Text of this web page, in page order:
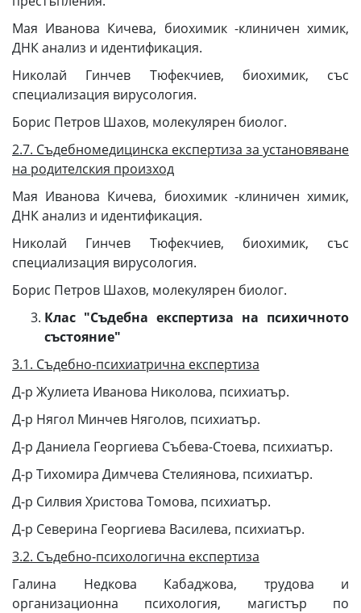
Мая Иванова Кичева, биохимик -клиничен химик,
ДНК анализ и идентификация.
Николай Гинчев Тюфекчиев, биохимик, със
специализация вирусология.
Борис Петров Шахов, молекулярен биолог.
2.7. Съдебномедицинска експертиза за установяване
на родителския произход
Мая Иванова Кичева, биохимик -клиничен химик,
ДНК анализ и идентификация.
Николай Гинчев Тюфекчиев, биохимик, със
специализация вирусология.
Борис Петров Шахов, молекулярен биолог.
Клас "Съдебна експертиза на психичното
състояние"
3.1. Съдебно-психиатрична експертиза
Д-р Жулиета Иванова Николова, психиатър.
Д-р Нягол Минчев Няголов, психиатър.
Д-р Даниела Георгиева Събева-Стоева, психиатър.
Д-р Тихомира Димчева Стелиянова, психиатър.
Д-р Силвия Христова Томова, психиатър.
Д-р Северина Георгиева Василева, психиатър.
3.2. Съдебно-психологична експертиза
Галина Недкова Кабаджова, трудова и
организационна психология, магистър по